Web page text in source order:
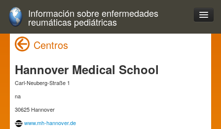
Información sobre enfermedades
reumáticas pediátricas
Centros
Hannover Medical School
Carl-Neuberg-Straße 1
na
30625 Hannover
www.mh-hannover.de